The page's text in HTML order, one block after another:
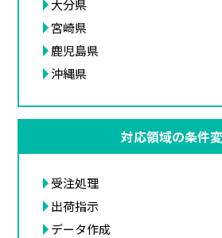
大分県
宮崎県
鹿児島県
沖縄県
対応領域の条件
受注処理
出荷指示
データ作成